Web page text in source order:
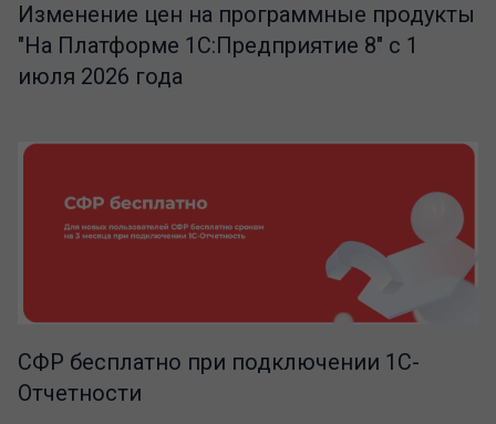
Изменение цен на программные продукты
"На Платформе 1С:Предприятие 8" с 1
июля 2026 года
СФР бесплатно при подключении 1С-
Отчетности